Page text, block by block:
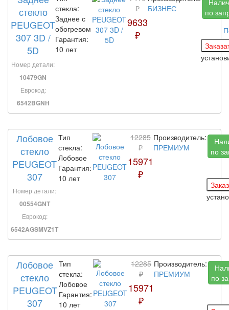
стекло
PEUGEOT
307 3D /
5D
Номер детали:
10479GN
Еврокод:
6542BGNH
стекла:
Заднее с
обогревом
Гарантия:
10 лет
₽
9633
₽
БИЗНЕС
по
Лобовое
стекло
PEUGEOT
307
Номер детали:
00554GNT
Еврокод:
6542AGSMVZ1T
Тип
стекла:
Лобовое
Гарантия:
10 лет
12285
₽
15971
₽
Производитель:
ПРЕМИУМ
по
Лобовое
стекло
PEUGEOT
307
Тип
стекла:
Лобовое
Гарантия:
10 лет
12285
₽
15971
₽
Производитель:
ПРЕМИУМ
по